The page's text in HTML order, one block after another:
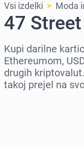
Vsi izdelki Moda
47
Kupi darilne
Ethereumom,
drugih
takoj prejel na